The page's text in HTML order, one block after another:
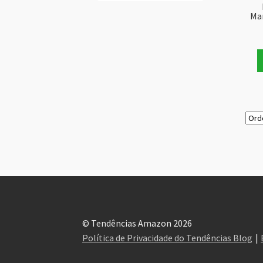
© Tendências Amazon 2026
Política de Privacidade do Tendências Blog